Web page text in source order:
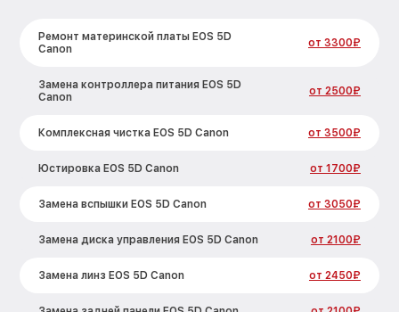
Ремонт материнской платы EOS 5D
Canon
от 3300₽
Замена контроллера питания EOS 5D
Canon
от 2500₽
Комплексная чистка EOS 5D Canon от 3500₽
Юстировка EOS 5D Canon от 1700₽
Замена вспышки EOS 5D Canon от 3050₽
Замена диска управления EOS 5D Canon от 2100₽
Замена линз EOS 5D Canon от 2450₽